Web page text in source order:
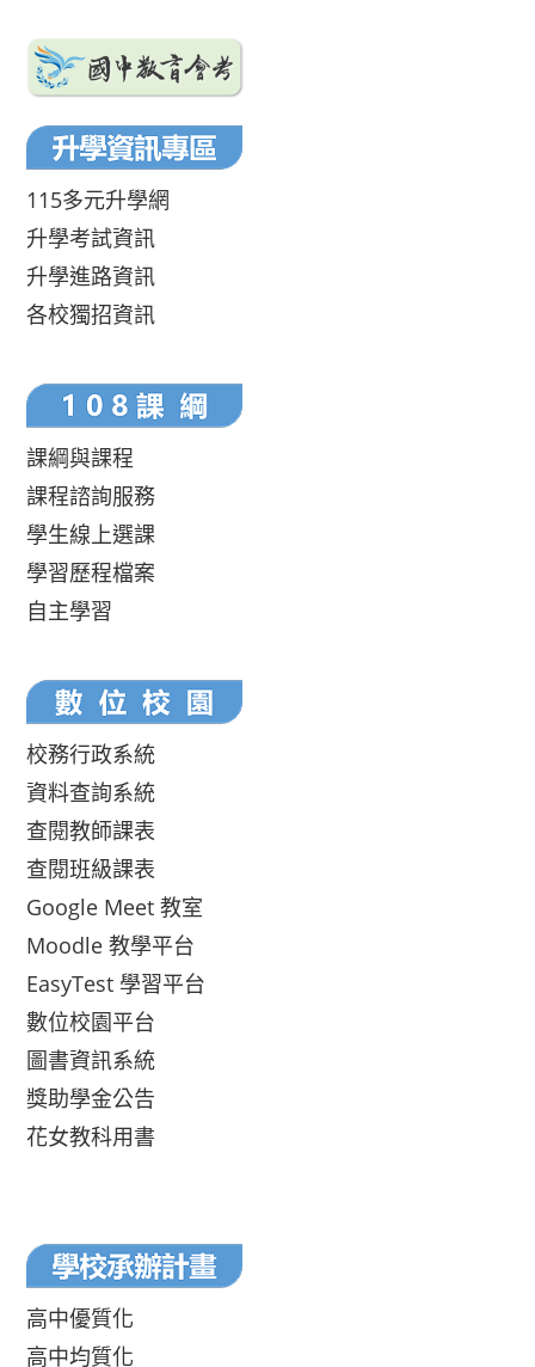
115多元升學網
升學考試資訊
升學進路資訊
各校獨招資訊
課綱與課程
課程諮詢服務
學生線上選課
學習歷程檔案
自主學習
校務行政系統
資料查詢系統
查閱教師課表
查閱班級課表
Google Meet 教室
Moodle 教學平台
EasyTest 學習平台
數位校園平台
圖書資訊系統
獎助學金公告
花女教科用書
高中優質化
高中均質化